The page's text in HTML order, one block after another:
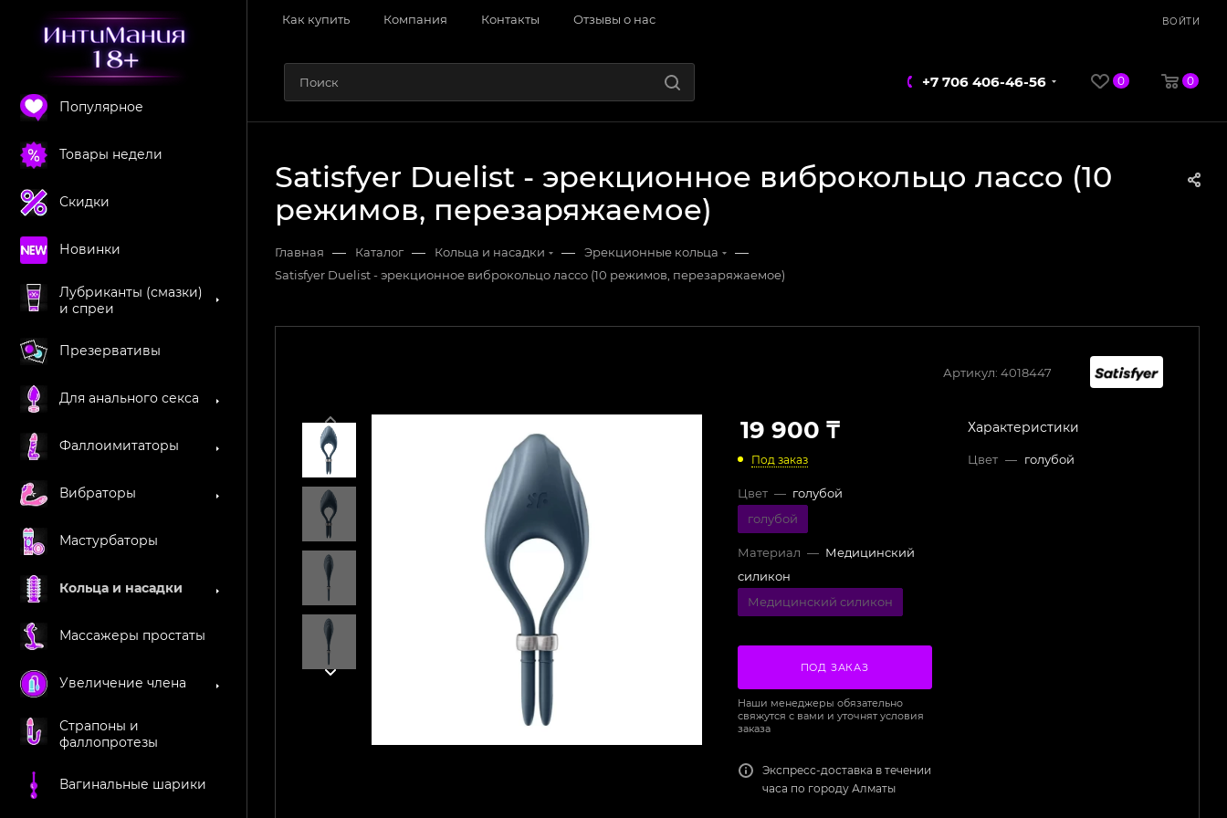
Как купить Компания Контакты Отзывы о нас ВОЙТИ
0 0
+7 706 406-46-56
Популярное
Товары недели
Скидки
Новинки
Лубриканты (смазки)
и спреи
Презервативы
Для анального секса
Фаллоимитаторы
Вибраторы
Мастурбаторы
Кольца и насадки
Массажеры простаты
Увеличение члена
Страпоны и
фаллопротезы
Вагинальные шарики
Satisfyer Duelist - эрекционное виброкольцо лассо (10
режимов, перезаряжаемое)
Главная — Каталог — Кольца и насадки — Эрекционные кольца —
Satisfyer Duelist - эрекционное виброкольцо лассо (10 режимов, перезаряжаемое)
Артикул: 4018447
19 900 ₸
Под заказ
Цвет — голубой
голубой
Материал — Медицинский
силикон
Медицинский силикон
ПОД ЗАКАЗ
Наши менеджеры обязательно
свяжутся с вами и уточнят условия
заказа
Экспресс-доставка в течении
часа по городу Алматы
Характеристики
Цвет — голубой